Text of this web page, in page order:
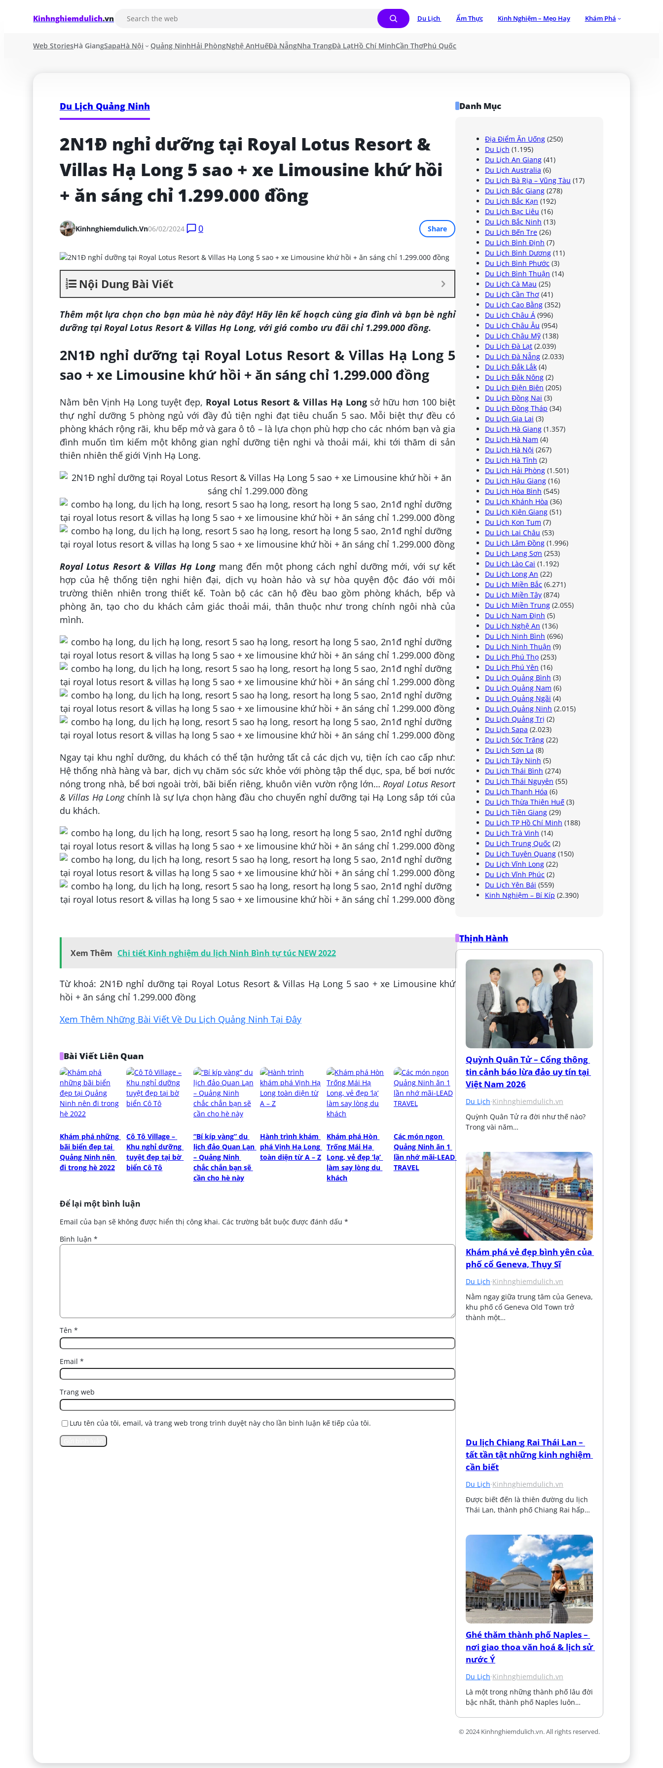
Kinhnghiemdulich.vn Du Lịch Ẩm Thực Kinh Nghiệm – Mẹo Hay Khám Phá
Web StoriesHà GiangSapaHà Nội Quảng NinhHải PhòngNghệ AnHuếĐà NẵngNha TrangĐà LạtHồ Chí MinhCần ThơPhú Quốc
Du Lịch Quảng Ninh
2N1Đ nghỉ dưỡng tại Royal Lotus Resort &
Villas Hạ Long 5 sao + xe Limousine khứ hồi
+ ăn sáng chỉ 1.299.000 đồng
Kinhnghiemdulich.vn06/02/2024 0 Share
Nội Dung Bài Viết
Thêm một lựa chọn cho bạn mùa hè này đây! Hãy lên kế hoạch cùng gia đình và bạn bè nghỉ
dưỡng tại Royal Lotus Resort & Villas Hạ Long, với giá combo ưu đãi chỉ 1.299.000 đồng.
2N1Đ nghỉ dưỡng tại Royal Lotus Resort & Villas Hạ Long 5
sao + xe Limousine khứ hồi + ăn sáng chỉ 1.299.000 đồng
Nằm bên Vịnh Hạ Long tuyệt đẹp, Royal Lotus Resort & Villas Hạ Long sở hữu hơn 100 biệt
thự nghỉ dưỡng 5 phòng ngủ với đầy đủ tiện nghi đạt tiêu chuẩn 5 sao. Mỗi biệt thự đều có
phòng khách rộng rãi, khu bếp mở và gara ô tô – là lựa chọn phù hợp cho các nhóm bạn và gia
đình muốn tìm kiếm một không gian nghỉ dưỡng tiện nghi và thoải mái, khi tới thăm di sản
thiên nhiên thế giới Vịnh Hạ Long.
Royal Lotus Resort & Villas Hạ Longmang đến một phong cách nghỉ dưỡng mới, với sự kết
hợp của hệ thống tiện nghi hiện đại, dịch vụ hoàn hảo và sự hòa quyện độc đáo với môi
trường thiên nhiên trong thiết kế. Toàn bộ các căn hộ đều bao gồm phòng khách, bếp và
phòng ăn, tạo cho du khách cảm giác thoải mái, thân thuộc như trong chính ngôi nhà của
mình.
Ngay tại khu nghỉ dưỡng, du khách có thể tận hưởng tất cả các dịch vụ, tiện ích cao cấp như:
Hệ thống nhà hàng và bar, dịch vụ chăm sóc sức khỏe với phòng tập thể dục, spa, bể bơi nước
nóng trong nhà, bể bơi ngoài trời, bãi biển riêng, khuôn viên vườn rộng lớn…Royal Lotus Resort
& Villas Hạ Longchính là sự lựa chọn hàng đầu cho chuyến nghỉ dưỡng tại Hạ Long sắp tới của
du khách.
Xem Thêm Chi tiết Kinh nghiệm du lịch Ninh Bình tự túc NEW 2022
Từ khoá: 2N1Đ nghỉ dưỡng tại Royal Lotus Resort & Villas Hạ Long 5 sao + xe Limousine khứ
hồi + ăn sáng chỉ 1.299.000 đồng
Xem Thêm Những Bài Viết Về Du Lịch Quảng Ninh Tại Đây
Bài Viết Liên Quan
Khám phá những
bãi biển đẹp tại
Quảng Ninh nên
đi trong hè 2022
Cô Tô Village –
Khu nghỉ dưỡng
tuyệt đẹp tại bờ
biển Cô Tô
“Bí kíp vàng” du
lịch đảo Quan Lạn
– Quảng Ninh
chắc chắn bạn sẽ
cần cho hè này
Hành trình khám
phá Vịnh Hạ Long
toàn diện từ A – Z
Khám phá Hòn
Trống Mái Hạ
Long, vẻ đẹp ‘lạ’
làm say lòng du
khách
Các món ngon
Quảng Ninh ăn 1
lần nhớ mãi-LEAD
TRAVEL
Để lại một bình luận
Email của bạn sẽ không được hiển thị công khai. Các trường bắt buộc được đánh dấu *
Bình luận *
Tên *
Email *
Trang web
Lưu tên của tôi, email, và trang web trong trình duyệt này cho lần bình luận kế tiếp của tôi.
Danh Mục
Địa Điểm Ăn Uống (250)
Du Lịch (1.195)
Du Lịch An Giang (41)
Du Lịch Australia (6)
Du Lịch Bà Rịa – Vũng Tàu (17)
Du Lịch Bắc Giang (278)
Du Lịch Bắc Kạn (192)
Du Lịch Bạc Liêu (16)
Du Lịch Bắc Ninh (13)
Du Lịch Bến Tre (26)
Du Lịch Bình Định (7)
Du Lịch Bình Dương (11)
Du Lịch Bình Phước (3)
Du Lịch Bình Thuận (14)
Du Lịch Cà Mau (25)
Du Lịch Cần Thơ (41)
Du Lịch Cao Bằng (352)
Du Lịch Châu Á (996)
Du Lịch Châu Âu (954)
Du Lịch Châu Mỹ (138)
Du Lịch Đà Lạt (2.039)
Du Lịch Đà Nẵng (2.033)
Du Lịch Đắk Lắk (4)
Du Lịch Đắk Nông (2)
Du Lịch Điện Biên (205)
Du Lịch Đồng Nai (3)
Du Lịch Đồng Tháp (34)
Du Lịch Gia Lai (3)
Du Lịch Hà Giang (1.357)
Du Lịch Hà Nam (4)
Du Lịch Hà Nội (267)
Du Lịch Hà Tĩnh (2)
Du Lịch Hải Phòng (1.501)
Du Lịch Hậu Giang (16)
Du Lịch Hòa Bình (545)
Du Lịch Khánh Hòa (36)
Du Lịch Kiên Giang (51)
Du Lịch Kon Tum (7)
Du Lịch Lai Châu (53)
Du Lịch Lâm Đồng (1.996)
Du Lịch Lạng Sơn (253)
Du Lịch Lào Cai (1.192)
Du Lịch Long An (22)
Du Lịch Miền Bắc (6.271)
Du Lịch Miền Tây (874)
Du Lịch Miền Trung (2.055)
Du Lịch Nam Định (5)
Du Lịch Nghệ An (136)
Du Lịch Ninh Bình (696)
Du Lịch Ninh Thuận (9)
Du Lịch Phú Thọ (253)
Du Lịch Phú Yên (16)
Du Lịch Quảng Bình (3)
Du Lịch Quảng Nam (6)
Du Lịch Quảng Ngãi (4)
Du Lịch Quảng Ninh (2.015)
Du Lịch Quảng Trị (2)
Du Lịch Sapa (2.023)
Du Lịch Sóc Trăng (22)
Du Lịch Sơn La (8)
Du Lịch Tây Ninh (5)
Du Lịch Thái Bình (274)
Du Lịch Thái Nguyên (55)
Du Lịch Thanh Hóa (6)
Du Lịch Thừa Thiên Huế (3)
Du Lịch Tiền Giang (29)
Du Lịch TP Hồ Chí Minh (188)
Du Lịch Trà Vinh (14)
Du Lịch Trung Quốc (2)
Du Lịch Tuyên Quang (150)
Du Lịch Vĩnh Long (22)
Du Lịch Vĩnh Phúc (2)
Du Lịch Yên Bái (559)
Kinh Nghiệm – Bí Kíp (2.390)
Thịnh Hành
Quỳnh Quân Tử – Cổng thông
tin cảnh báo lừa đảo uy tín tại
Việt Nam 2026
Du Lịch·Kinhnghiemdulich.vn
Quỳnh Quân Tử ra đời như thế nào?
Trong vài năm…
Khám phá vẻ đẹp bình yên của
phố cổ Geneva, Thụy Sĩ
Du Lịch·Kinhnghiemdulich.vn
Nằm ngay giữa trung tâm của Geneva,
khu phố cổ Geneva Old Town trở
thành một…
Du lịch Chiang Rai Thái Lan –
tất tần tật những kinh nghiệm
cần biết
Du Lịch·Kinhnghiemdulich.vn
Được biết đến là thiên đường du lịch
Thái Lan, thành phố Chiang Rai hấp…
Ghé thăm thành phố Naples –
nơi giao thoa văn hoá & lịch sử
nước Ý
Du Lịch·Kinhnghiemdulich.vn
Là một trong những thành phố lâu đời
bậc nhất, thành phố Naples luôn…
© 2024 Kinhnghiemdulich.vn. All rights reserved.